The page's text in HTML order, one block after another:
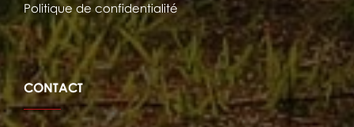
Politique de confidentialité
CONTACT